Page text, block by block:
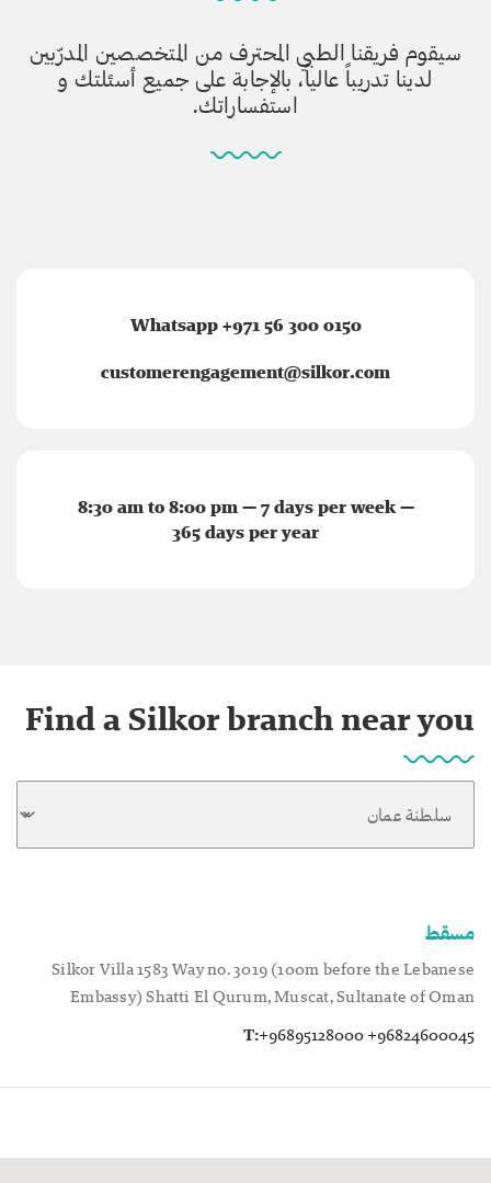
سيقوم فريقنا الطبي المحترف من المتخصصين المدرّبين
لدينا تدريباً عالياً، بالإجابة على جميع أسئلتك و
استفساراتك.
Whatsapp +971 56 300 0150
customerengagement@silkor.com
8:30 am to 8:00 pm — 7 days per week —
365 days per year
Find a Silkor branch near you
مسقط
Silkor Villa 1583 Way no. 3019 (100m before the Lebanese
Embassy) Shatti El Qurum, Muscat, Sultanate of Oman
T:+96895128000 +96824600045